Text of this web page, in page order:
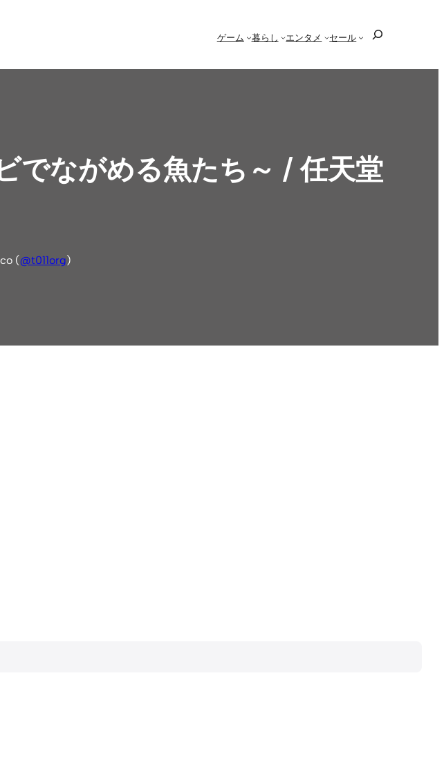
ゲーム 暮らし エンタメ セール
でながめる魚たち～ / 任天堂
(@t011org)